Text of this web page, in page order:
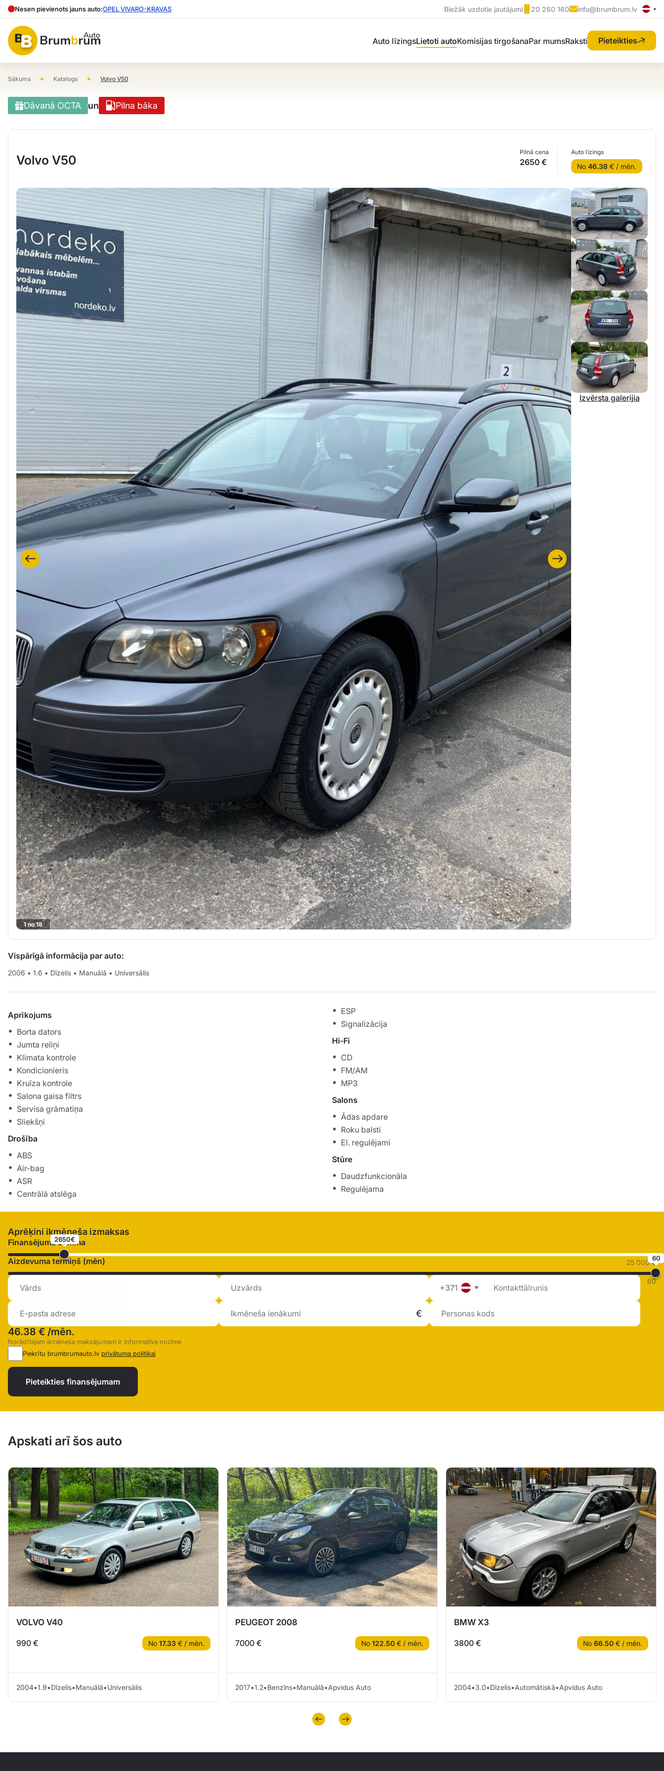
Nesen pievienots jauns auto:OPEL VIVARO-KRAVAS Biežāk uzdotie jautājumi 20 260 160 info@brumbrum.lv
Auto līzingsLietoti autoKomisijas tirgošanaPar mumsRaksti Pieteikties
Sākums • Katalogs • Volvo V50
Dāvanā OCTA un Pilna bāka
Volvo V50
Pilnā cena
2650 €
Auto līzings
No 46.38 € / mēn.
1 no 18
Izvērsta galerijia
Vispārīgā informācija par auto:
2006 • 1.6 • Dīzelis • Manuālā • Universālis
Aprīkojums
Borta dators
Jumta reliņi
Klimata kontrole
Kondicionieris
Kruīza kontrole
Salona gaisa filtrs
Servisa grāmatiņa
Sliekšņi
Drošība
ABS
Air-bag
ASR
Centrālā atslēga
ESP
Signalizācija
Hi-Fi
CD
FM/AM
MP3
Salons
Ādas apdare
Roku balsti
El. regulējami
Stūre
Daudzfunkcionāla
Regulējama
Aprēķini ikmēneša izmaksas
Finansējuma summa
2650€
25 000 €
Aizdevuma termiņš (mēn) 60
60
+371
46.38 € /mēn.
Norādītajam ikmēneša maksājumam ir informatīva nozīme
Piekrītu brumbrumauto.lv privātuma politikai
Pieteikties finansējumam
Apskati arī šos auto
VOLVO V40
990 € No 17.33 € / mēn.
2004•1.9•Dīzelis•Manuālā•Universālis
PEUGEOT 2008
7000 € No 122.50 € / mēn.
2017•1.2•Benzīns•Manuālā•Apvidus Auto
BMW X3
3800 € No 66.50 € / mēn.
2004•3.0•Dīzelis•Automātiskā•Apvidus Auto